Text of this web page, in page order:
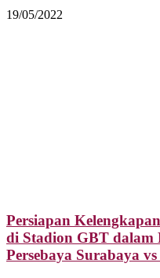
19/05/2022
Persiapan
di Stadion GBT dalam
Persebaya Surabaya vs